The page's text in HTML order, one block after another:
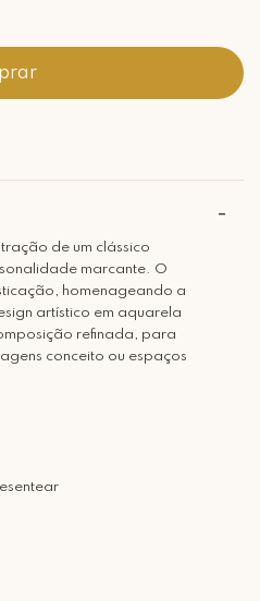
de um clássico
marcante. O
homenageando a
artístico em aquarela
refinada, para
conceito ou espaços